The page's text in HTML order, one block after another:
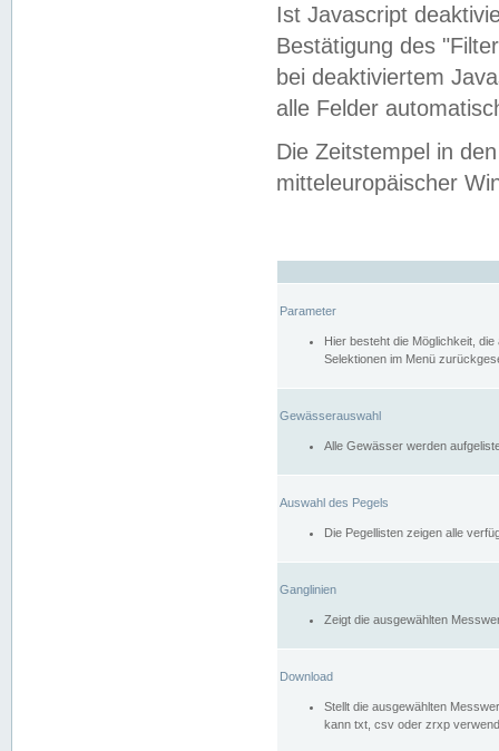
Ist Javascript
Bestätigung des
bei deaktiviertem
alle Felder
Die Zeitstempel in
mitteleuropäischer
Parameter
Hier besteht die Möglichkeit,
Selektionen im Menü
Gewässerauswahl
Alle Gewässer werden
Auswahl des Pegels
Die Pegellisten zeigen alle
Ganglinien
Zeigt die ausgewählten
Download
Stellt die ausgewählten
kann txt, csv oder zrxp